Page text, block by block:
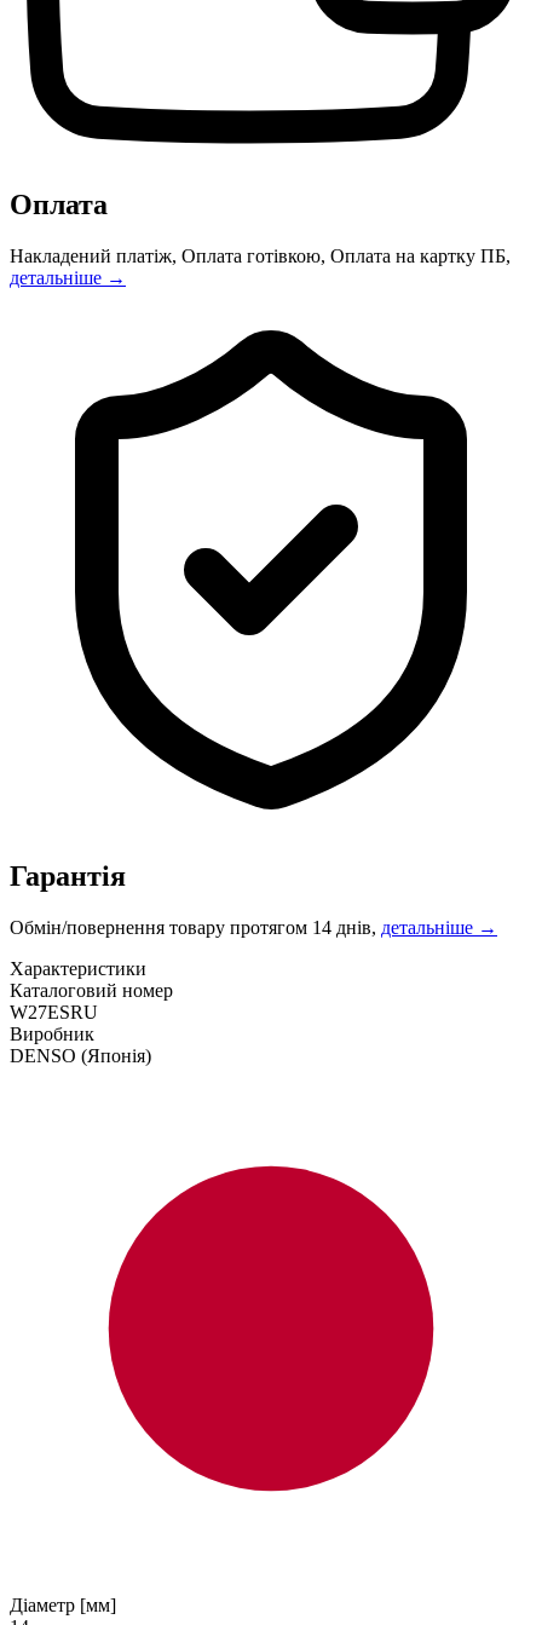
Оплата
Накладений платіж, Оплата готівкою, Оплата на картку ПБ,
детальніше →
Гарантія
Обмін/повернення товару протягом 14 днів, детальніше →
Характеристики
Каталоговий номер
W27ESRU
Виробник
DENSO (Японія)
Діаметр [мм]